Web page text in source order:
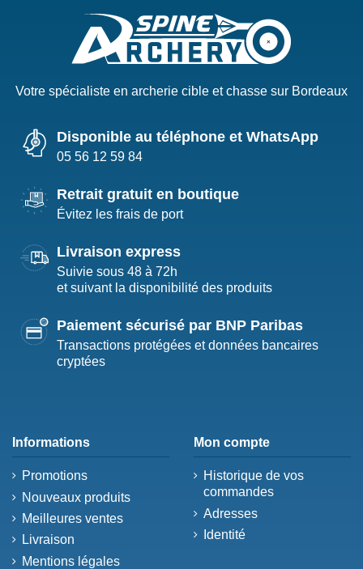
Votre spécialiste en archerie cible et chasse sur Bordeaux
Disponible au téléphone et WhatsApp
05 56 12 59 84
Retrait gratuit en boutique
Évitez les frais de port
Livraison express
Suivie sous 48 à 72h
et suivant la disponibilité des produits
Paiement sécurisé par BNP Paribas
Transactions protégées et données bancaires
cryptées
Informations
Promotions
Nouveaux produits
Meilleures ventes
Livraison
Mentions légales
Mon compte
Historique de vos
commandes
Adresses
Identité